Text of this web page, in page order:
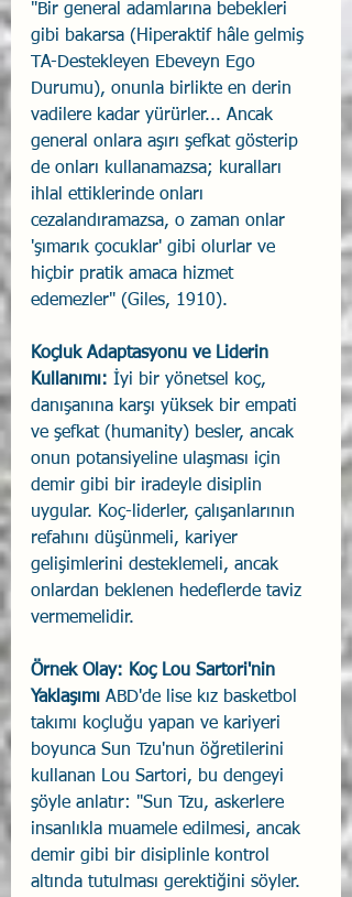
"Bir general adamlarına bebekleri
gibi bakarsa (Hiperaktif hâle gelmiş
TA-Destekleyen Ebeveyn Ego
Durumu), onunla birlikte en derin
vadilere kadar yürürler... Ancak
general onlara aşırı şefkat gösterip
de onları kullanamazsa; kuralları
ihlal ettiklerinde onları
cezalandıramazsa, o zaman onlar
'şımarık çocuklar' gibi olurlar ve
hiçbir pratik amaca hizmet
edemezler" (Giles, 1910).
Koçluk Adaptasyonu ve Liderin
Kullanımı: İyi bir yönetsel koç,
danışanına karşı yüksek bir empati
ve şefkat (humanity) besler, ancak
onun potansiyeline ulaşması için
demir gibi bir iradeyle disiplin
uygular. Koç-liderler, çalışanlarının
refahını düşünmeli, kariyer
gelişimlerini desteklemeli, ancak
onlardan beklenen hedeflerde taviz
vermemelidir.
Örnek Olay: Koç Lou Sartori'nin
Yaklaşımı ABD'de lise kız basketbol
takımı koçluğu yapan ve kariyeri
boyunca Sun Tzu'nun öğretilerini
kullanan Lou Sartori, bu dengeyi
şöyle anlatır: "Sun Tzu, askerlere
insanlıkla muamele edilmesi, ancak
demir gibi bir disiplinle kontrol
altında tutulması gerektiğini söyler.